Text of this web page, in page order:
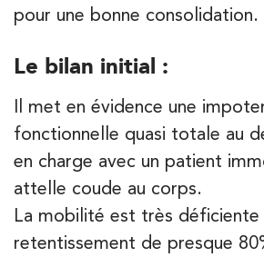
pour une bonne consolidation.
Le bilan initial :
Il met en évidence une
fonctionnelle quasi totale au
en charge avec un patient
attelle coude au corps.
La mobilité est très déficiente
retentissement de presque
199 Bd Saint-Germain
PRENEZ RDV SUR
PRENEZ RDV SUR
IK Bois Colombes – 92
1 Rue Mertens 92600
Kinésithérapie